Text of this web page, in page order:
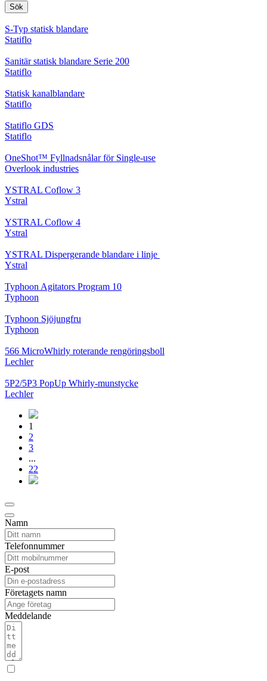
Sök
S-Typ statisk blandare
Statiflo
Sanitär statisk blandare Serie 200
Statiflo
Statisk kanalblandare
Statiflo
Statiflo GDS
Statiflo
OneShot™ Fyllnadsnålar för Single-use
Overlook industries
YSTRAL Coflow 3
Ystral
YSTRAL Coflow 4
Ystral
YSTRAL Dispergerande blandare i linje ‍‍
Ystral
Typhoon Agitators Program 10
Typhoon
Typhoon Sjöjungfru
Typhoon
566 MicroWhirly roterande rengöringsboll
Lechler
5P2/5P3 PopUp Whirly-munstycke
Lechler
1
2
3
...
22
Namn
Telefonnummer
E-post
Företagets namn
Meddelande